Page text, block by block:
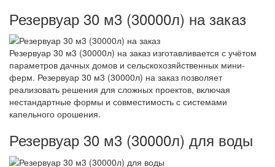
Резервуар 30 м3 (30000л) на заказ
Резервуар 30 м3 (30000л) на заказ изготавливается с учётом
параметров дачных домов и сельскохозяйственных мини-
ферм. Резервуар 30 м3 (30000л) на заказ позволяет
реализовать решения для сложных проектов, включая
нестандартные формы и совместимость с системами
капельного орошения.
Резервуар 30 м3 (30000л) для воды